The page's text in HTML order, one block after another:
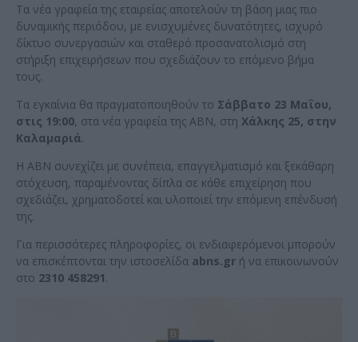
Τα νέα γραφεία της εταιρείας αποτελούν τη βάση μιας πιο
δυναμικής περιόδου, με ενισχυμένες δυνατότητες, ισχυρό
δίκτυο συνεργασιών και σταθερό προσανατολισμό στη
στήριξη επιχειρήσεων που σχεδιάζουν το επόμενο βήμα
τους.
Τα εγκαίνια θα πραγματοποιηθούν το Σάββατο 23 Μαΐου,
στις 19:00, στα νέα γραφεία της ABN, στη Χάλκης 25, στην
Καλαμαριά.
Η ABN συνεχίζει με συνέπεια, επαγγελματισμό και ξεκάθαρη
στόχευση, παραμένοντας δίπλα σε κάθε επιχείρηση που
σχεδιάζει, χρηματοδοτεί και υλοποιεί την επόμενη επένδυσή
της.
Για περισσότερες πληροφορίες, οι ενδιαφερόμενοι μπορούν
να επισκέπτονται την ιστοσελίδα abns.gr ή να επικοινωνούν
στο 2310 458291.